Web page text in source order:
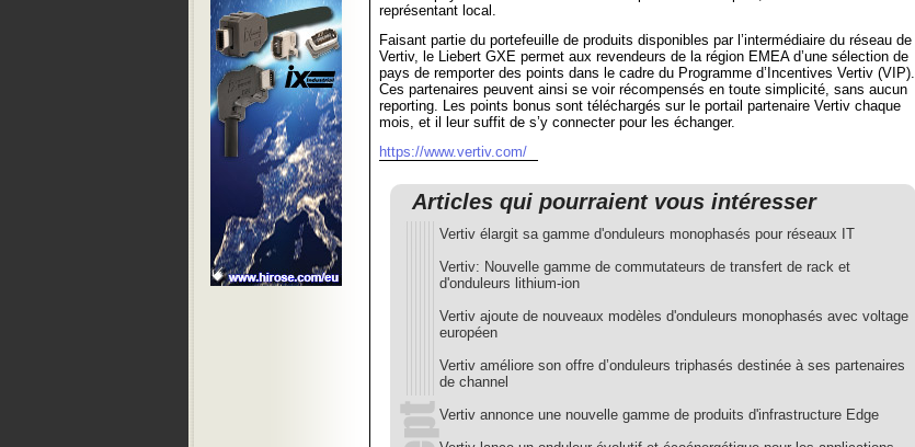
représentant local.
Faisant partie du portefeuille de produits disponibles par l’intermédiaire du réseau de
Vertiv, le Liebert GXE permet aux revendeurs de la région EMEA d’une sélection de
pays de remporter des points dans le cadre du Programme d’Incentives Vertiv (VIP).
Ces partenaires peuvent ainsi se voir récompensés en toute simplicité, sans aucun
reporting. Les points bonus sont téléchargés sur le portail partenaire Vertiv chaque
mois, et il leur suffit de s’y connecter pour les échanger.
https://www.vertiv.com/
Articles qui pourraient vous intéresser
Vertiv élargit sa gamme d'onduleurs monophasés pour réseaux IT
Vertiv: Nouvelle gamme de commutateurs de transfert de rack et
d'onduleurs lithium-ion
Vertiv ajoute de nouveaux modèles d'onduleurs monophasés avec voltage
européen
Vertiv améliore son offre d’onduleurs triphasés destinée à ses partenaires
de channel
Vertiv annonce une nouvelle gamme de produits d'infrastructure Edge